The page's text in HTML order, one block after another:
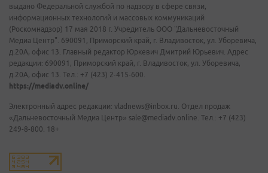
выдано Федеральной службой по надзору в сфере связи,
информационных технологий и массовых коммуникаций
(Роскомнадзор) 17 мая 2018 г. Учредитель ООО "Дальневосточный
Медиа Центр". 690091, Приморский край, г. Владивосток, ул. Уборевича,
д.20А, офис 13. Главный редактор Юркевич Дмитрий Юрьевич. Адрес
редакции: 690091, Приморский край, г. Владивосток, ул. Уборевича,
д.20А, офис 13. Тел.: +7 (423) 2-415-600.
https://mediadv.online/
Электронный адрес редакции: vladnews@inbox.ru. Отдел продаж
«Дальневосточный Медиа Центр» sale@mediadv.online. Тел.: +7 (423)
249-8-800. 18+